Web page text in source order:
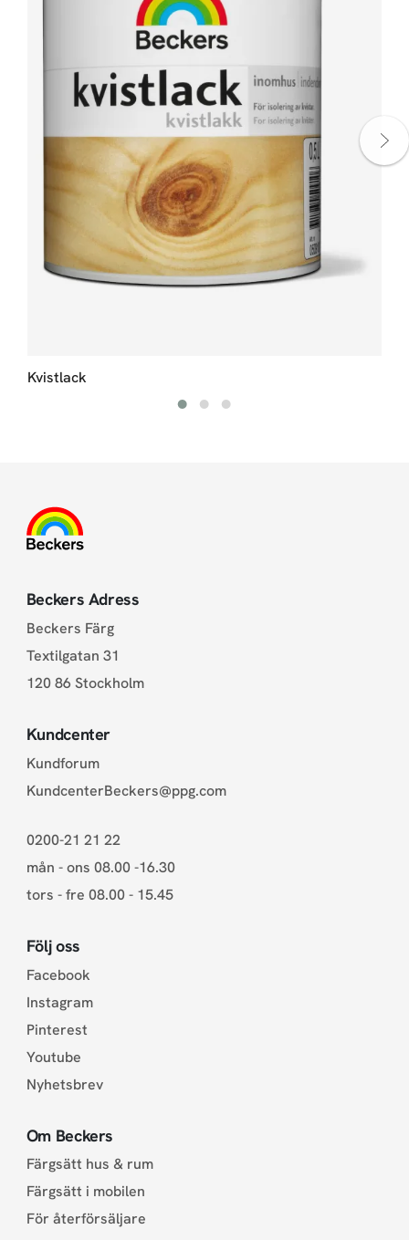
Kvistlack
Beckers Adress
Beckers Färg
Textilgatan 31
120 86 Stockholm
Kundcenter
Kundforum
KundcenterBeckers@ppg.com
0200-21 21 22
mån - ons 08.00 -16.30
tors - fre 08.00 - 15.45
Följ oss
Facebook
Instagram
Pinterest
Youtube
Nyhetsbrev
Om Beckers
Färgsätt hus & rum
Färgsätt i mobilen
För återförsäljare